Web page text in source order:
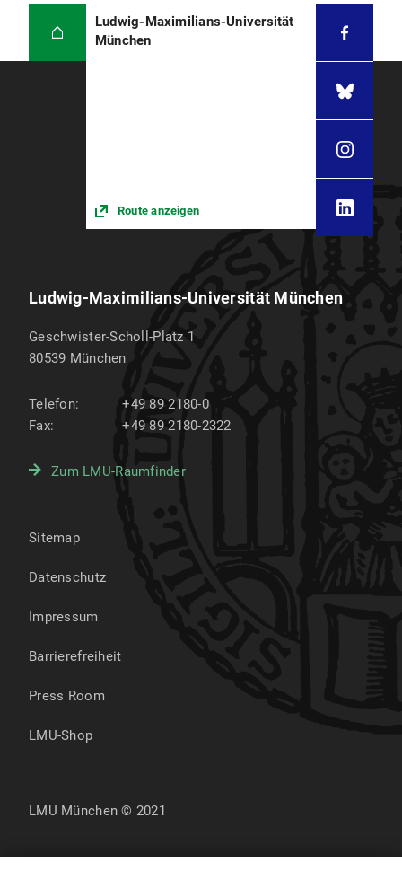
Ludwig-Maximilians-Universität
München
Route anzeigen
Ludwig-Maximilians-Universität München
Geschwister-Scholl-Platz 1
80539 München
Telefon:
+49 89 2180-0
Fax:
+49 89 2180-2322
Zum LMU-Raumfinder
Sitemap
Datenschutz
Impressum
Barrierefreiheit
Press Room
LMU-Shop
LMU München © 2021